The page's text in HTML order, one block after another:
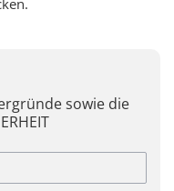
sowie die